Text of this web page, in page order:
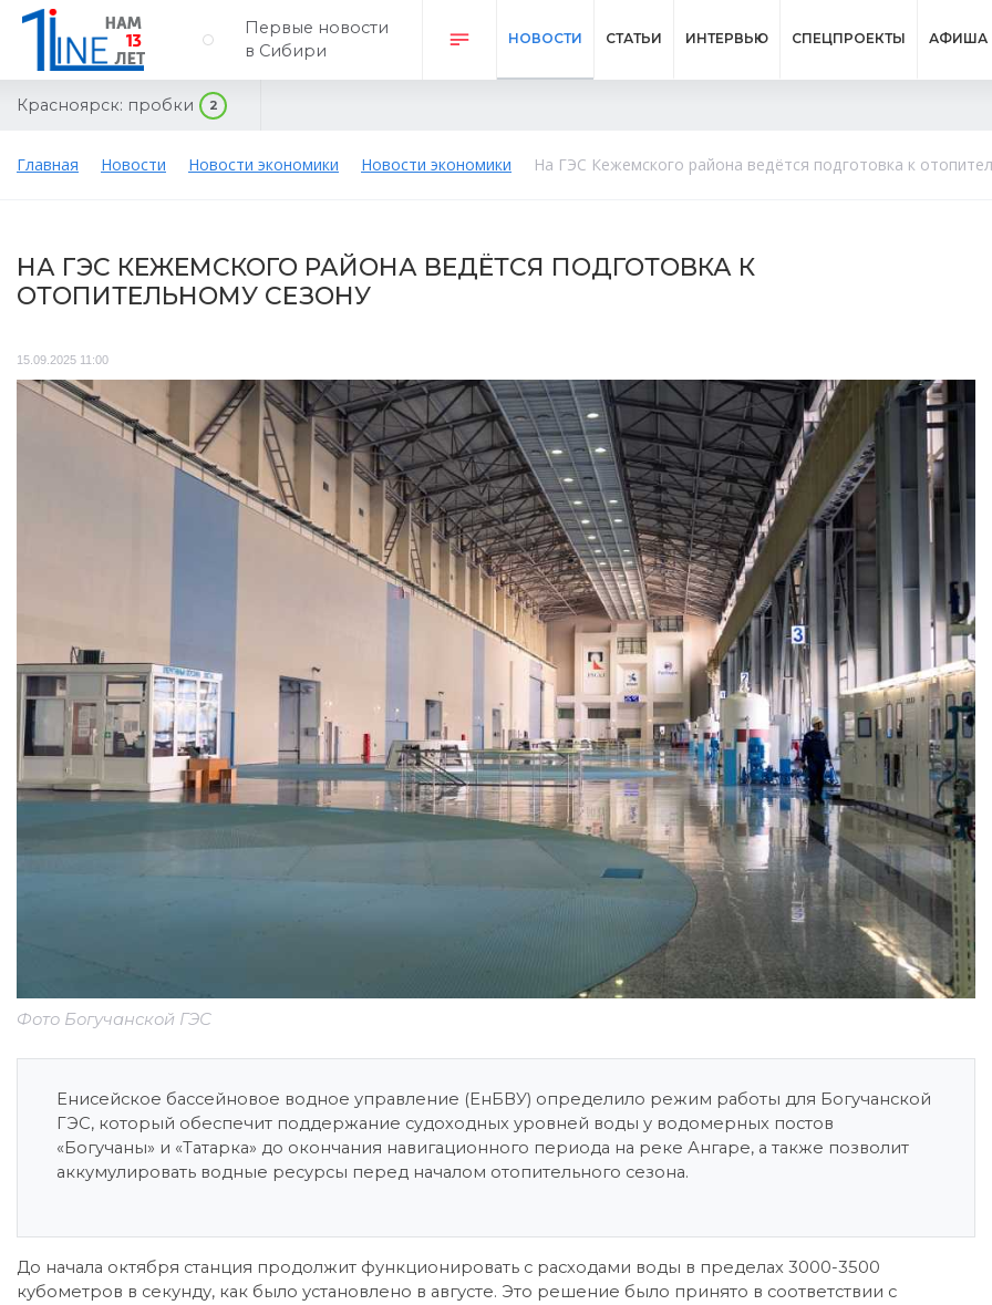
Первые новости
в Сибири
НОВОСТИ СТАТЬИ ИНТЕРВЬЮ СПЕЦПРОЕКТЫ АФИША
Красноярск: пробки 2
Главная Новости Новости экономики Новости экономики На ГЭС Кежемского района ведётся подготовка к
НА ГЭС КЕЖЕМСКОГО РАЙОНА ВЕДЁТСЯ ПОДГОТОВКА К
ОТОПИТЕЛЬНОМУ СЕЗОНУ
15.09.2025 11:00
Фото Богучанской ГЭС
Енисейское бассейновое водное управление (ЕнБВУ) определило режим работы для Богучанской
ГЭС, который обеспечит поддержание судоходных уровней воды у водомерных постов
«Богучаны» и «Татарка» до окончания навигационного периода на реке Ангаре, а также позволит
аккумулировать водные ресурсы перед началом отопительного сезона.
До начала октября станция продолжит функционировать с расходами воды в пределах 3000-3500
кубометров в секунду, как было установлено в августе. Это решение было принято в соответствии с